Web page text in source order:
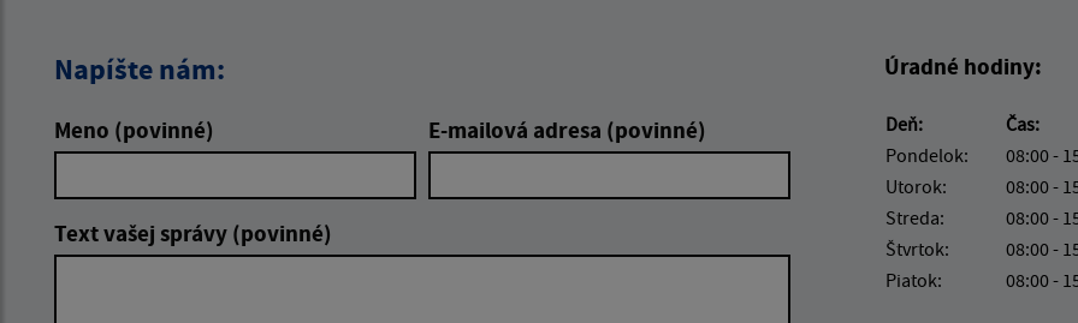
Napíšte nám:
Meno (povinné) E-mailová adresa (povinné)
Text vašej správy (povinné)
Úradné hodiny:
Deň:
Čas:
Pondelok:
08:00 -
Utorok:
08:00 -
Streda:
08:00 -
Štvrtok:
08:00 -
Piatok:
08:00 -